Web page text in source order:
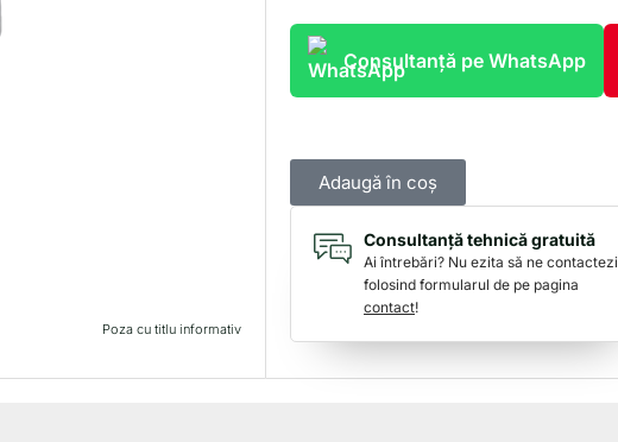
Poza cu titlu informativ
Consultanță pe WhatsApp
Adaugă în coș
Consultanță tehnică gratuită
Ai întrebări? Nu ezita să ne contactezi
folosind formularul de pe pagina
contact!